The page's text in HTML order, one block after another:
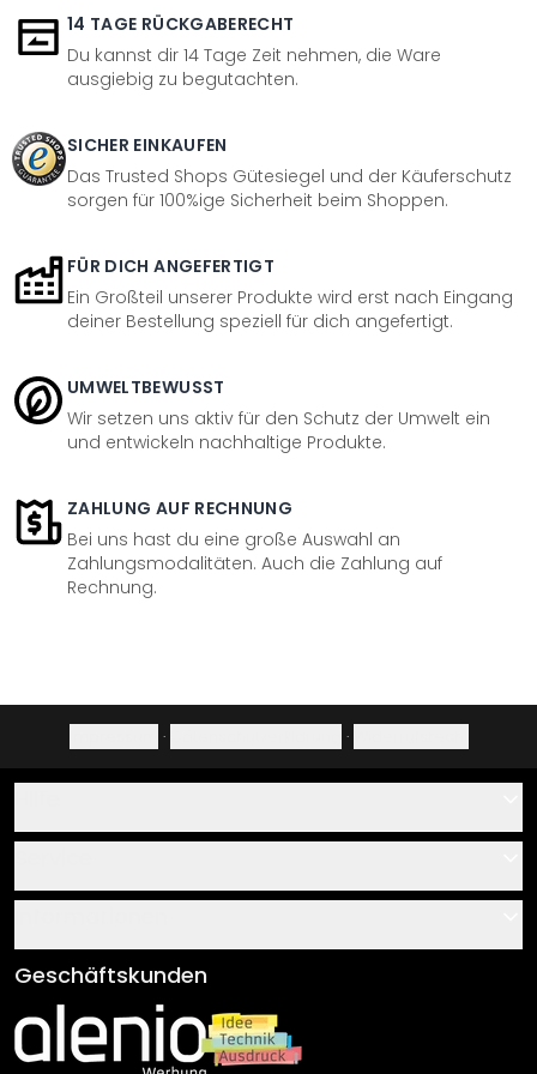
14 TAGE RÜCKGABERECHT
Du kannst dir 14 Tage Zeit nehmen, die Ware
ausgiebig zu begutachten.
SICHER EINKAUFEN
Das Trusted Shops Gütesiegel und der Käuferschutz
sorgen für 100%ige Sicherheit beim Shoppen.
FÜR DICH ANGEFERTIGT
Ein Großteil unserer Produkte wird erst nach Eingang
deiner Bestellung speziell für dich angefertigt.
UMWELTBEWUSST
Wir setzen uns aktiv für den Schutz der Umwelt ein
und entwickeln nachhaltige Produkte.
ZAHLUNG AUF RECHNUNG
Bei uns hast du eine große Auswahl an
Zahlungsmodalitäten. Auch die Zahlung auf
Rechnung.
· ·
Über uns
Klebe- und Montageanleitungen
Newsletter An-/Abmeldung
AGB
Impressum
Versand & Zahlung
Geschäftskunden